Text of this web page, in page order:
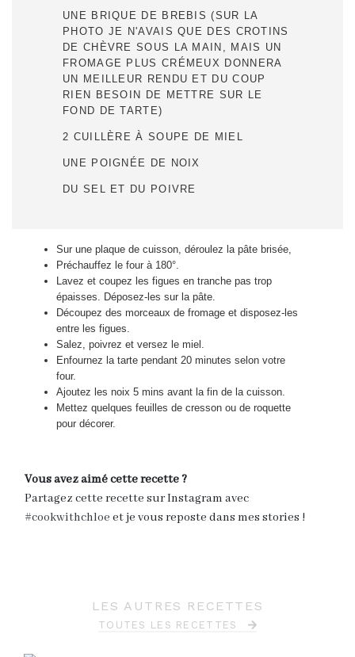
UNE BRIQUE DE BREBIS (SUR LA
PHOTO JE N'AVAIS QUE DES CROTINS
DE CHÈVRE SOUS LA MAIN, MAIS UN
FROMAGE PLUS CRÉMEUX DONNERA
UN MEILLEUR RENDU ET DU COUP
RIEN BESOIN DE METTRE SUR LE
FOND DE TARTE)
2 CUILLÈRE À SOUPE DE MIEL
UNE POIGNÉE DE NOIX
DU SEL ET DU POIVRE
Sur une plaque de cuisson, déroulez la pâte brisée,
Préchauffez le four à 180°.
Lavez et coupez les figues en tranche pas trop
épaisses. Déposez-les sur la pâte.
Découpez des morceaux de fromage et disposez-les
entre les figues.
Salez, poivrez et versez le miel.
Enfournez la tarte pendant 20 minutes selon votre
four.
Ajoutez les noix 5 mins avant la fin de la cuisson.
Mettez quelques feuilles de cresson ou de roquette
pour décorer.
Vous avez aimé cette recette ?
Partagez cette recette sur Instagram avec
#cookwithchloe et je vous reposte dans mes stories !
LES AUTRES RECETTES
TOUTES LES RECETTES